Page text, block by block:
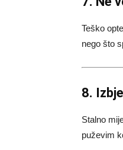
Teško
nego što
8.
Stalno
puževim